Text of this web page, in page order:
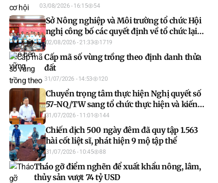
03/08/2026 - 16:15 54
Sở Nông nghiệp và Môi trường tổ chức Hội
nghị công bố các quyết định về tổ chức lại
đơn vị sự nghiệp công lập và bổ nhiệm lãnh
đạo đơn vị sau sáp nhập
02/08/2026 - 21:33 1719
Cấp mã số vùng trồng theo định danh thửa
đất
31/07/2026 - 14:53 120
Chuyển trọng tâm thực hiện Nghị quyết số
57-NQ/TW sang tổ chức thực hiện và kiến
tạo kết quả
31/07/2026 - 11:01 144
Chiến dịch 500 ngày đêm đã quy tập 1.563
hài cốt liệt sĩ, phát hiện 9 mộ tập thể
31/07/2026 - 10:45 88
Tháo gỡ điểm nghẽn để xuất khẩu nông, lâm,
thủy sản vượt 74 tỷ USD